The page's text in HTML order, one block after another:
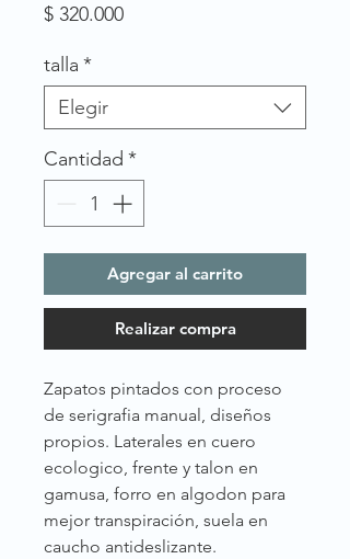
$ 320.000Precio
talla *
Elegir
Cantidad *
Agregar al carrito
Realizar compra
Zapatos pintados con proceso
de serigrafia manual, diseños
propios. Laterales en cuero
ecologico, frente y talon en
gamusa, forro en algodon para
mejor transpiración, suela en
caucho antideslizante.